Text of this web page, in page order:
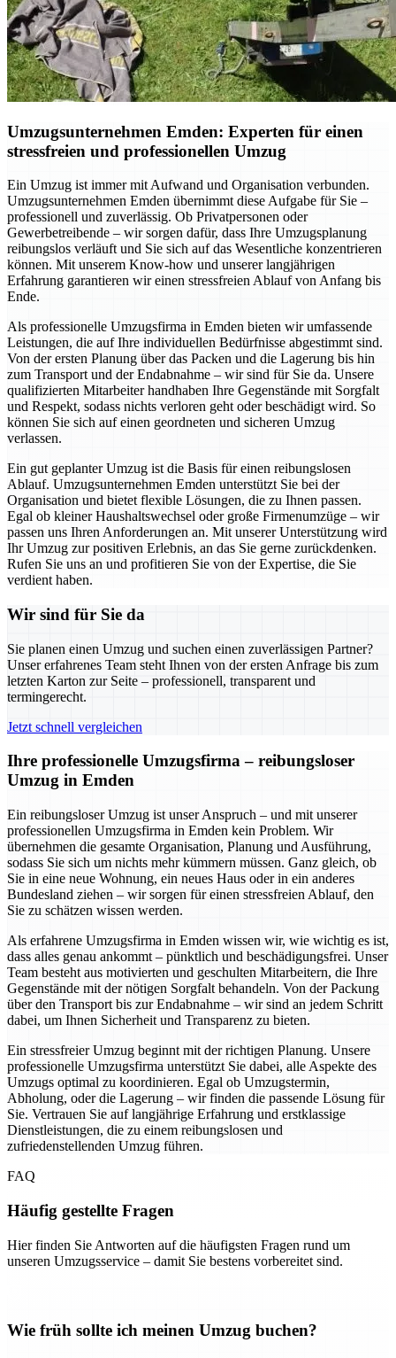
Umzugsunternehmen Emden: Experten für einen
stressfreien und professionellen Umzug
Ein Umzug ist immer mit Aufwand und Organisation verbunden.
Umzugsunternehmen Emden übernimmt diese Aufgabe für Sie –
professionell und zuverlässig. Ob Privatpersonen oder
Gewerbetreibende – wir sorgen dafür, dass Ihre Umzugsplanung
reibungslos verläuft und Sie sich auf das Wesentliche konzentrieren
können. Mit unserem Know-how und unserer langjährigen
Erfahrung garantieren wir einen stressfreien Ablauf von Anfang bis
Ende.
Als professionelle Umzugsfirma in Emden bieten wir umfassende
Leistungen, die auf Ihre individuellen Bedürfnisse abgestimmt sind.
Von der ersten Planung über das Packen und die Lagerung bis hin
zum Transport und der Endabnahme – wir sind für Sie da. Unsere
qualifizierten Mitarbeiter handhaben Ihre Gegenstände mit Sorgfalt
und Respekt, sodass nichts verloren geht oder beschädigt wird. So
können Sie sich auf einen geordneten und sicheren Umzug
verlassen.
Ein gut geplanter Umzug ist die Basis für einen reibungslosen
Ablauf. Umzugsunternehmen Emden unterstützt Sie bei der
Organisation und bietet flexible Lösungen, die zu Ihnen passen.
Egal ob kleiner Haushaltswechsel oder große Firmenumzüge – wir
passen uns Ihren Anforderungen an. Mit unserer Unterstützung wird
Ihr Umzug zur positiven Erlebnis, an das Sie gerne zurückdenken.
Rufen Sie uns an und profitieren Sie von der Expertise, die Sie
verdient haben.
Wir sind für Sie da
Sie planen einen Umzug und suchen einen zuverlässigen Partner?
Unser erfahrenes Team steht Ihnen von der ersten Anfrage bis zum
letzten Karton zur Seite – professionell, transparent und
termingerecht.
Jetzt schnell vergleichen
Ihre professionelle Umzugsfirma – reibungsloser
Umzug in Emden
Ein reibungsloser Umzug ist unser Anspruch – und mit unserer
professionellen Umzugsfirma in Emden kein Problem. Wir
übernehmen die gesamte Organisation, Planung und Ausführung,
sodass Sie sich um nichts mehr kümmern müssen. Ganz gleich, ob
Sie in eine neue Wohnung, ein neues Haus oder in ein anderes
Bundesland ziehen – wir sorgen für einen stressfreien Ablauf, den
Sie zu schätzen wissen werden.
Als erfahrene Umzugsfirma in Emden wissen wir, wie wichtig es ist,
dass alles genau ankommt – pünktlich und beschädigungsfrei. Unser
Team besteht aus motivierten und geschulten Mitarbeitern, die Ihre
Gegenstände mit der nötigen Sorgfalt behandeln. Von der Packung
über den Transport bis zur Endabnahme – wir sind an jedem Schritt
dabei, um Ihnen Sicherheit und Transparenz zu bieten.
Ein stressfreier Umzug beginnt mit der richtigen Planung. Unsere
professionelle Umzugsfirma unterstützt Sie dabei, alle Aspekte des
Umzugs optimal zu koordinieren. Egal ob Umzugstermin,
Abholung, oder die Lagerung – wir finden die passende Lösung für
Sie. Vertrauen Sie auf langjährige Erfahrung und erstklassige
Dienstleistungen, die zu einem reibungslosen und
zufriedenstellenden Umzug führen.
FAQ
Häufig gestellte Fragen
Hier finden Sie Antworten auf die häufigsten Fragen rund um
unseren Umzugsservice – damit Sie bestens vorbereitet sind.
Wie früh sollte ich meinen Umzug buchen?